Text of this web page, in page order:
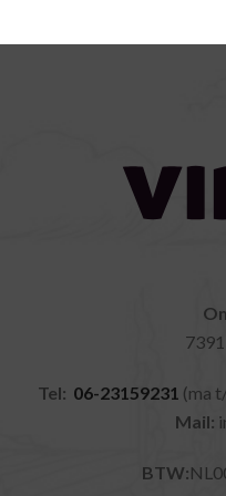
Tel: 06-23159231 (ma
Mail:
BTW: